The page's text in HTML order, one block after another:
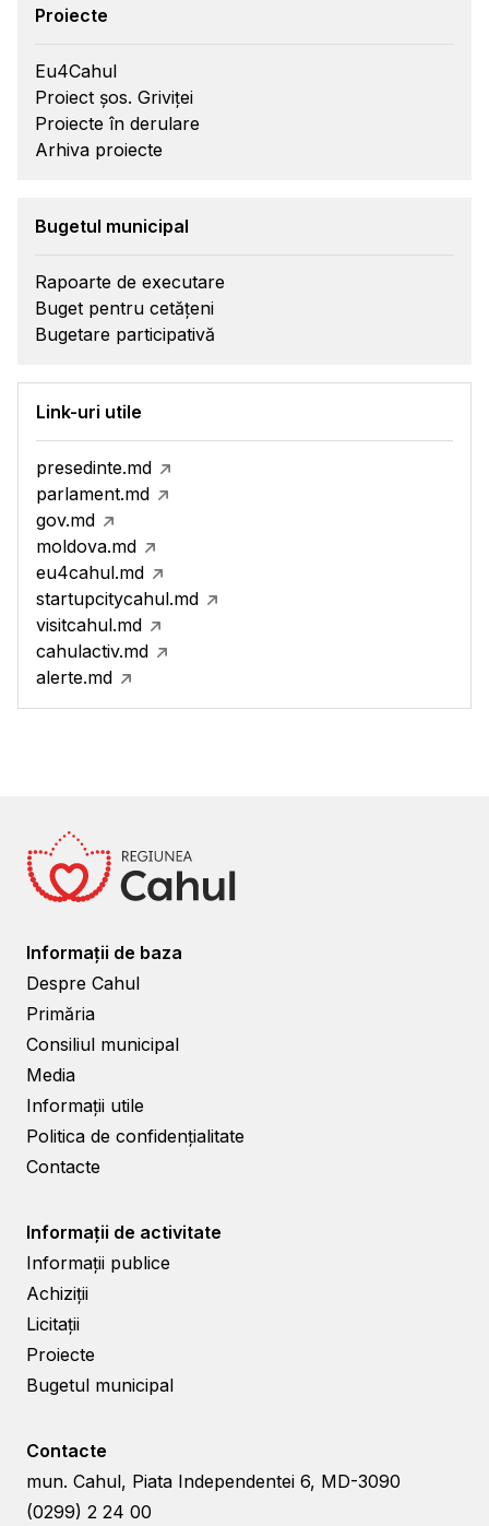
Proiecte
Eu4Cahul
Proiect șos. Griviței
Proiecte în derulare
Arhiva proiecte
Bugetul municipal
Rapoarte de executare
Buget pentru cetățeni
Bugetare participativă
Link-uri utile
presedinte.md
parlament.md
gov.md
moldova.md
eu4cahul.md
startupcitycahul.md
visitcahul.md
cahulactiv.md
alerte.md
Informații de baza
Despre Cahul
Primăria
Consiliul municipal
Media
Informații utile
Politica de confidențialitate
Contacte
Informații de activitate
Informații publice
Achiziții
Licitații
Proiecte
Bugetul municipal
Contacte
mun. Cahul, Piata Independentei 6, MD-3090
(0299) 2 24 00